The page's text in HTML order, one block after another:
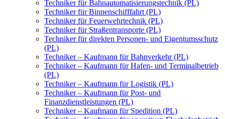
Techniker für Bahnautomatisierungstechnik (PL)
Techniker für Binnenschifffahrt (PL)
Techniker für Feuerwehrtechnik (PL)
Techniker für Straßentransporte (PL)
Techniker für direkten Personen- und Eigentumsschutz
(PL)
Techniker – Kaufmann für Bahnverkehr (PL)
Techniker – Kaufmann für Hafen- und Terminalbetrieb
(PL)
Techniker – Kaufmann für Logistik (PL)
Techniker – Kaufmann für Post- und
Finanzdienstleistungen (PL)
Techniker – Kaufmann für Spedition (PL)